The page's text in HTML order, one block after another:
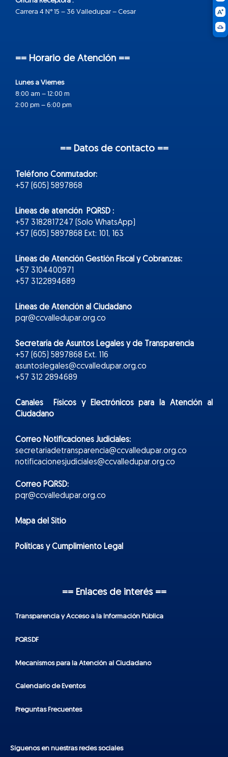
Carrera 4 N° 15 – 36 Valledupar – Cesar
== Horario de Atención ==
Lunes a Viernes
8:00 am – 12:00 m
2:00 pm – 6:00 pm
== Datos de contacto ==
Teléfono Conmutador:
+57 (605) 5897868
Líneas de atención PQRSD :
+57 3182817247 (Solo WhatsApp)
+57 (605) 5897868 Ext: 101, 163
Líneas de Atención Gestión Fiscal y Cobranzas:
+57 3104400971
+57 3122894689
Líneas de Atención al Ciudadano
pqr@ccvalledupar.org.co
Secretaría de Asuntos Legales y de Transparencia
+57 (605) 5897868 Ext. 116
asuntoslegales@ccvalledupar.org.co
+57 312 2894689
Canales Físicos yElectrónicospara la Atención al
Ciudadano
Correo Notificaciones Judiciales:
secretariadetransparencia@ccvalledupar.org.co
notificacionesjudiciales@ccvalledupar.org.co
Correo PQRSD:
pqr@ccvalledupar.org.co
Mapa del Sitio
Políticas y Cumplimiento Legal
== Enlaces de interés ==
Transparencia y Acceso a la Información Pública
PQRSDF
Mecanismos para la Atención al Ciudadano
Calendario de Eventos
Preguntas Frecuentes
Síguenos en nuestras redes sociales